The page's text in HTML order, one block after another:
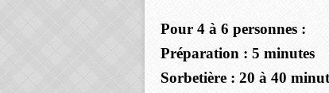
Pour 4 à 6 personnes :
Préparation : 5 minutes
Sorbetière : 20 à 40